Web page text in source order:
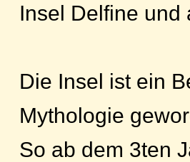
Insel Delfine und
Die Insel ist ein
Mythologie
So ab dem 3ten